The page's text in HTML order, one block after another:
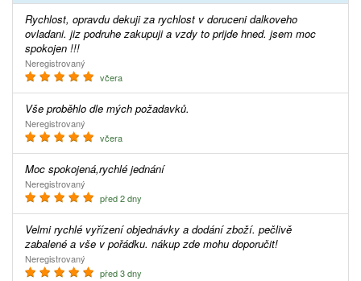
Rychlost, opravdu dekuji za rychlost v doruceni dalkoveho
ovladani. jiz podruhe zakupuji a vzdy to prijde hned. jsem moc
spokojen !!!
Neregistrovaný
včera
Vše proběhlo dle mých požadavků.
Neregistrovaný
včera
Moc spokojená,rychlé jednání
Neregistrovaný
před 2 dny
Velmi rychlé vyřízení objednávky a dodání zboží. pečlivě
zabalené a vše v pořádku. nákup zde mohu doporučit!
Neregistrovaný
před 3 dny